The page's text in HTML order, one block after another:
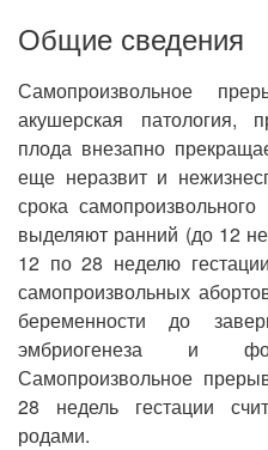
Общие сведения
Самопроизвольное
акушерская патология,
плода внезапно
еще неразвит и
срока
выделяют ранний (до 12
12 по 28 неделю
самопроизвольных
беременности до
эмбриогенеза и
Самопроизвольное
28 недель гестации
родами.